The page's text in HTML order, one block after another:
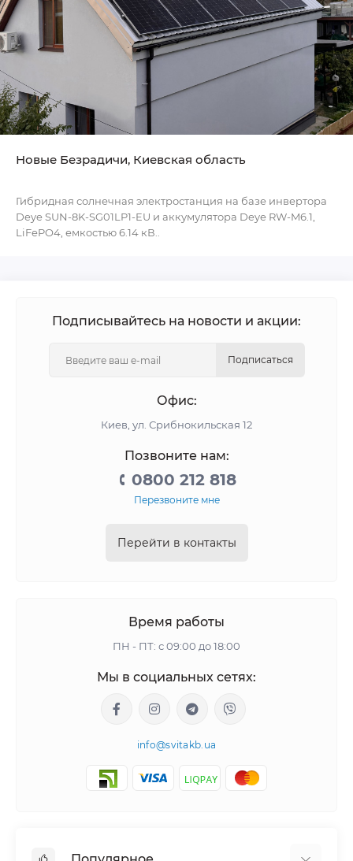
Новые Безрадичи, Киевская область
Гибридная солнечная электростанция на базе инвертора
Deye SUN-8K-SG01LP1-EU и аккумулятора Deye RW-M6.1,
LiFePO4, емкостью 6.14 кВ..
Подписывайтесь на новости и акции:
Подписаться
Офис:
Киев, ул. Срибнокильская 12
Позвоните нам:
0800 212 818
Перезвоните мне
Перейти в контакты
Время работы
ПН - ПТ: с 09:00 до 18:00
Мы в социальных сетях:
info@svitakb.ua